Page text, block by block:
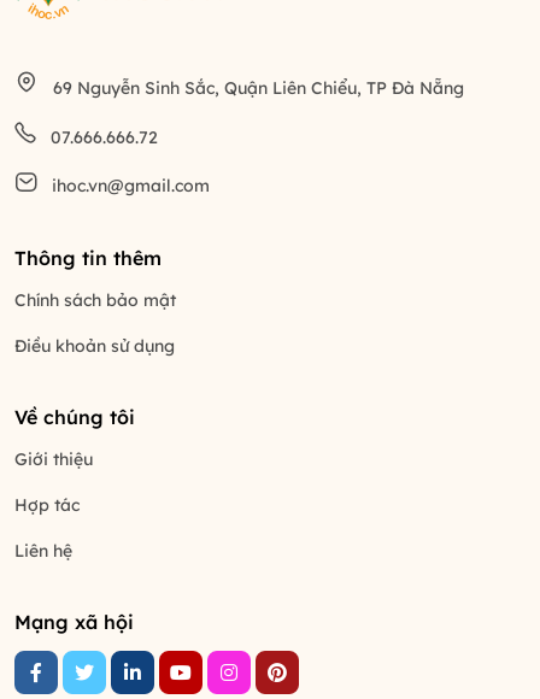
69 Nguyễn Sinh Sắc, Quận Liên Chiểu, TP Đà Nẵng
07.666.666.72
ihoc.vn@gmail.com
Thông tin thêm
Chính sách bảo mật
Điều khoản sử dụng
Về chúng tôi
Giới thiệu
Hợp tác
Liên hệ
Mạng xã hội